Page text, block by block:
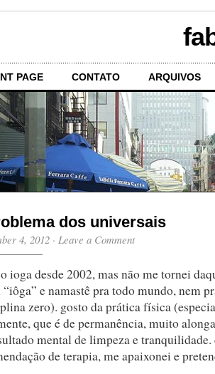
PAGE CONTATO ARQUIVOS
dos universais
4, 2012 · Leave a Comment
ioga desde 2002, mas não me tornei
e namastê pra todo mundo, nem
zero). gosto da prática física
que é de permanência, muito
mental de limpeza e
de terapia, me apaixonei e